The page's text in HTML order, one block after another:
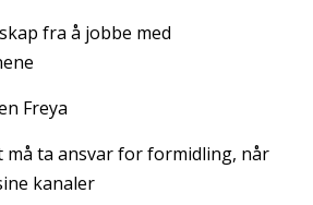
fra å jobbe med
Freya
må ta ansvar for formidling, når
kanaler